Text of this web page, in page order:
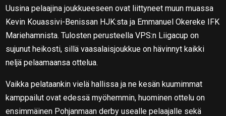
Uusina pelaajina joukkueeseen ovat liittyneet muun muassa
Kevin Kouassivi-Benissan HJK:sta ja Emmanuel Okereke IFK
Mariehamnista. Tulosten perusteella VPS:n Liigacup on
sujunut heikosti, sillä vaasalaisjoukkue on hävinnyt kaikki
neljä pelaamaansa ottelua.
Vaikka pelataankin vielä hallissa ja ne kesän kuumimmat
kamppailut ovat edessä myöhemmin, huominen ottelu on
ensimmäinen Pohjanmaan derby usealle pelaajalle sekä